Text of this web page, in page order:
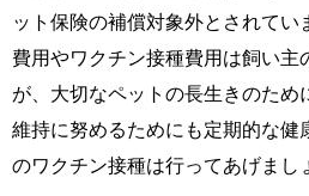
ット保険の補償対象外とされて
費用やワクチン接種費用は飼い主
が、大切なペットの長生きのため
維持に努めるためにも定期的な健
のワクチン接種は行ってあげまし